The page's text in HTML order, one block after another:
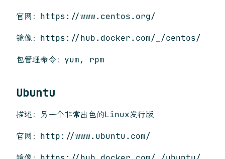
官网：https://www.centos.org/
镜像：https://hub.docker.com/_/centos/
包管理命令：yum, rpm
Ubuntu
描述：另一个非常出色的Linux发行版
官网：http://www.ubuntu.com/